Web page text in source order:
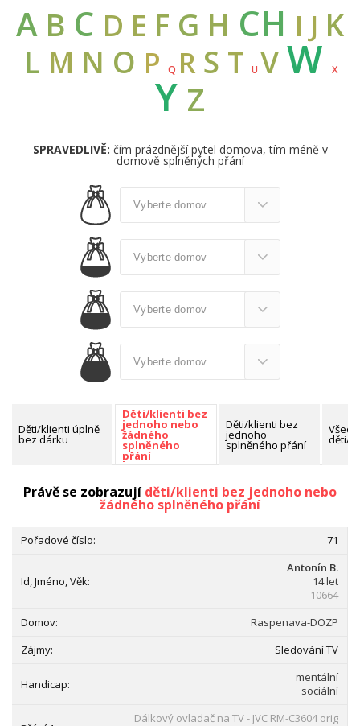
A B C D E F G H CH I J K
L M N O P Q R S T U VW X
Y Z
SPRAVEDLIVĚ: čím prázdnější pytel domova, tím méně v
domově splněných přání
Děti/klienti úplně
bez dárku
Děti/klienti bez
jednoho nebo
žádného
splněného
přání
Děti/klienti bez
jednoho
splněného přání děti/
Právě se zobrazují děti/klienti bez jednoho nebo
žádného splněného přání
71
Antonín B.
14 let
10664
Raspenava-DOZP
Sledování TV
mentální
sociální
Dálkový ovladač na TV - JVC RM-C3604 orig